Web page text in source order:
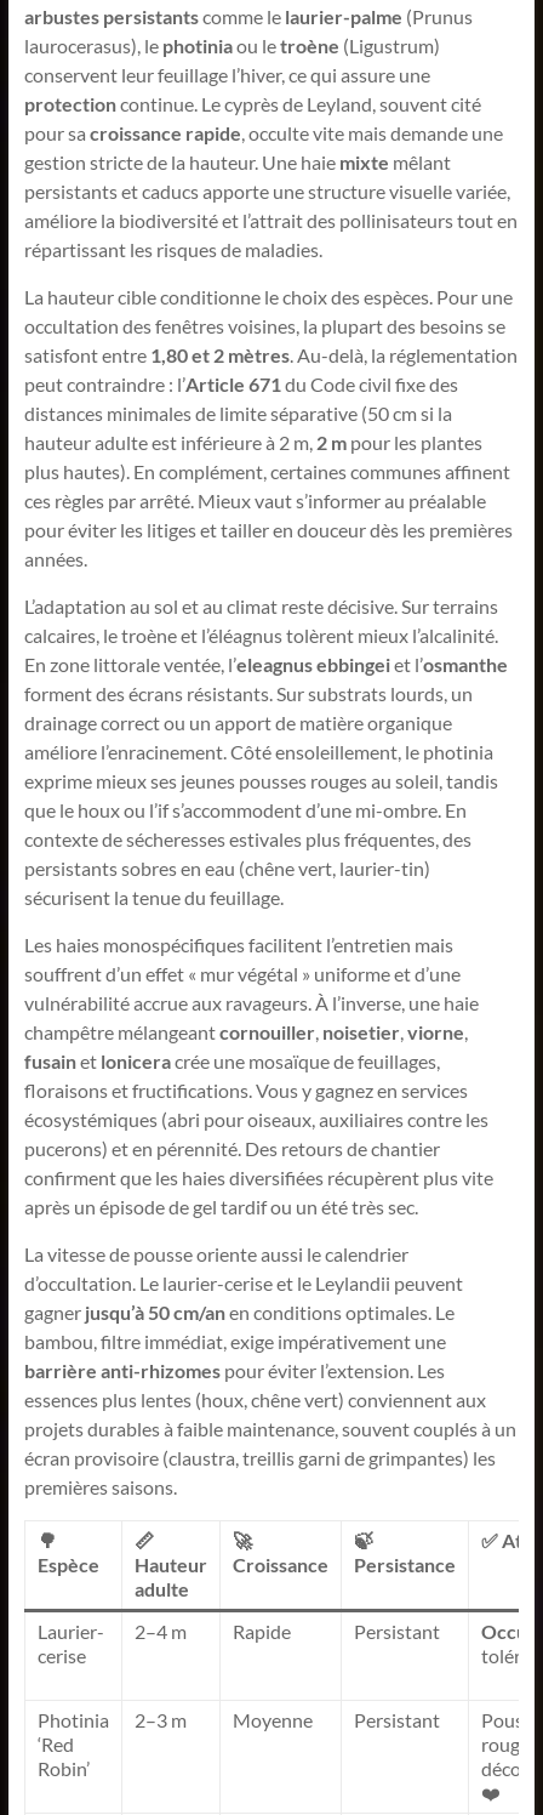
arbustes persistantscomme le laurier-palme (Prunus
laurocerasus), le photiniaou letroène (Ligustrum)
conservent leur feuillage l’hiver, ce qui assure une
protectioncontinue. Le cyprès de Leyland, souvent cité
pour sa croissance rapide, occulte vite mais demande une
gestion stricte de la hauteur. Une haie mixte mêlant
persistants et caducs apporte une structure visuelle variée,
améliore la biodiversité et l’attrait des pollinisateurs tout en
répartissant les risques de maladies.
La hauteur cible conditionne le choix des espèces. Pour une
occultation des fenêtres voisines, la plupart des besoins se
satisfont entre 1,80 et 2 mètres. Au-delà, la réglementation
peut contraindre : l’Article 671du Code civil fixe des
distances minimales de limite séparative (50 cm si la
hauteur adulte est inférieure à 2 m, 2 mpour les plantes
plus hautes). En complément, certaines communes affinent
ces règles par arrêté. Mieux vaut s’informer au préalable
pour éviter les litiges et tailler en douceur dès les premières
années.
L’adaptation au sol et au climat reste décisive. Sur terrains
calcaires, le troène et l’éléagnus tolèrent mieux l’alcalinité.
En zone littorale ventée, l’eleagnus ebbingeiet l’osmanthe
forment des écrans résistants. Sur substrats lourds, un
drainage correct ou un apport de matière organique
améliore l’enracinement. Côté ensoleillement, le photinia
exprime mieux ses jeunes pousses rouges au soleil, tandis
que le houx ou l’if s’accommodent d’une mi-ombre. En
contexte de sécheresses estivales plus fréquentes, des
persistants sobres en eau (chêne vert, laurier-tin)
sécurisent la tenue du feuillage.
Les haies monospécifiques facilitent l’entretien mais
souffrent d’un effet « mur végétal » uniforme et d’une
vulnérabilité accrue aux ravageurs. À l’inverse, une haie
champêtre mélangeantcornouiller, noisetier,viorne,
fusainet loniceracrée une mosaïque de feuillages,
floraisons et fructifications. Vous y gagnez en services
écosystémiques (abri pour oiseaux, auxiliaires contre les
pucerons) et en pérennité. Des retours de chantier
confirment que les haies diversifiées récupèrent plus vite
après un épisode de gel tardif ou un été très sec.
La vitesse de pousse oriente aussi le calendrier
d’occultation. Le laurier-cerise et le Leylandii peuvent
gagner jusqu’à 50 cm/anen conditions optimales. Le
bambou, filtre immédiat, exige impérativement une
barrière anti-rhizomespour éviter l’extension. Les
essences plus lentes (houx, chêne vert) conviennent aux
projets durables à faible maintenance, souvent couplés à un
écran provisoire (claustra, treillis garni de grimpantes) les
premières saisons.
🌳
Espèce
📏
Hauteur
adulte
🚀
Croissance
🍃
Persistance
✅
Laurier-
cerise
2–4 m Rapide Persistant
Photinia
‘Red
Robin’
2–3 m Moyenne Persistant
rouges
❤️